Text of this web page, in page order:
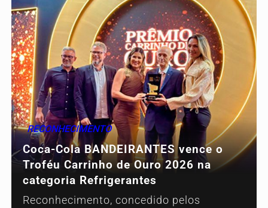
RECONHECIMENTO
Coca-Cola BANDEIRANTES vence o
Troféu Carrinho de Ouro 2026 na
categoria Refrigerantes
Reconhecimento, concedido pelos